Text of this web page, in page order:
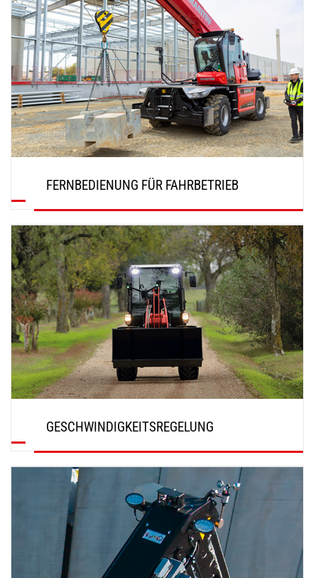
FERNBEDIENUNG FÜR FAHRBETRIEB
ENTDECKEN
GESCHWINDIGKEITSREGELUNG
ENTDECKEN